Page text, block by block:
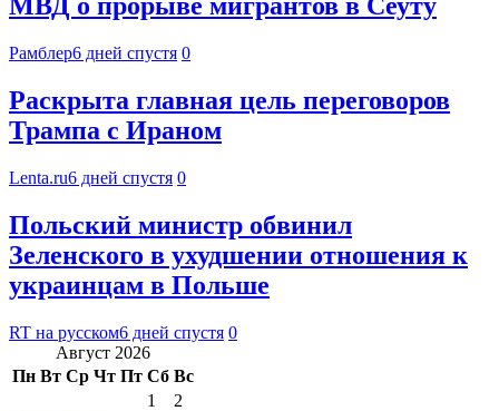
МВД о прорыве мигрантов в Сеуту
Рамблер6 дней спустя 0
Раскрыта главная цель переговоров
Трампа с Ираном
Lenta.ru6 дней спустя 0
Польский министр обвинил
Зеленского в ухудшении отношения к
украинцам в Польше
RT на русском6 дней спустя 0
Август 2026
Пн Вт Ср Чт Пт Сб Вс
1
2